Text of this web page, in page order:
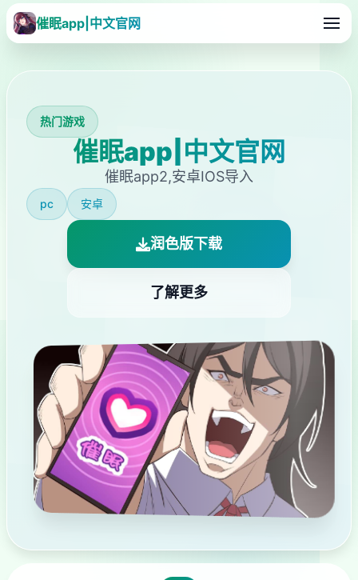
催眠app|中文官网
热门游戏
催眠app|中文官网
催眠app2,安卓IOS导入
pc 安卓
润色版下载
了解更多